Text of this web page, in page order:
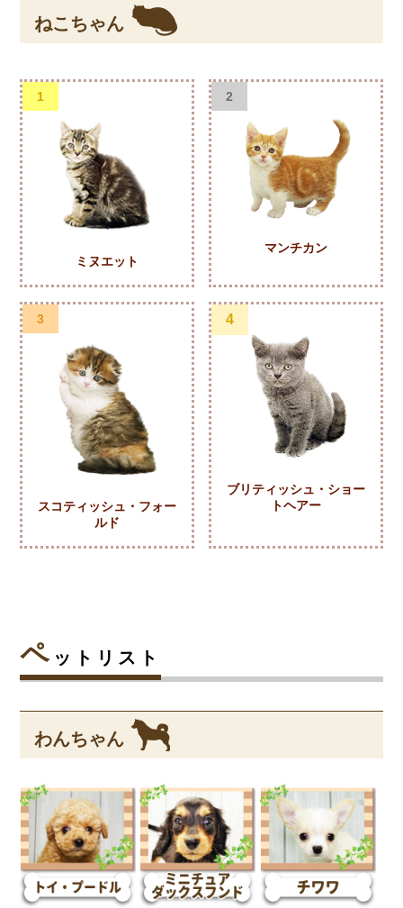
ねこちゃん
1
ミヌエット
2
マンチカン
3
スコティッシュ・フォー
ルド
4
ブリティッシュ・ショー
トヘアー
ペ ットリスト
わんちゃん